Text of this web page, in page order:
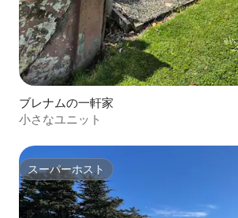
ブレナムの一軒家
小さなユニット
スーパーホスト
スーパーホスト